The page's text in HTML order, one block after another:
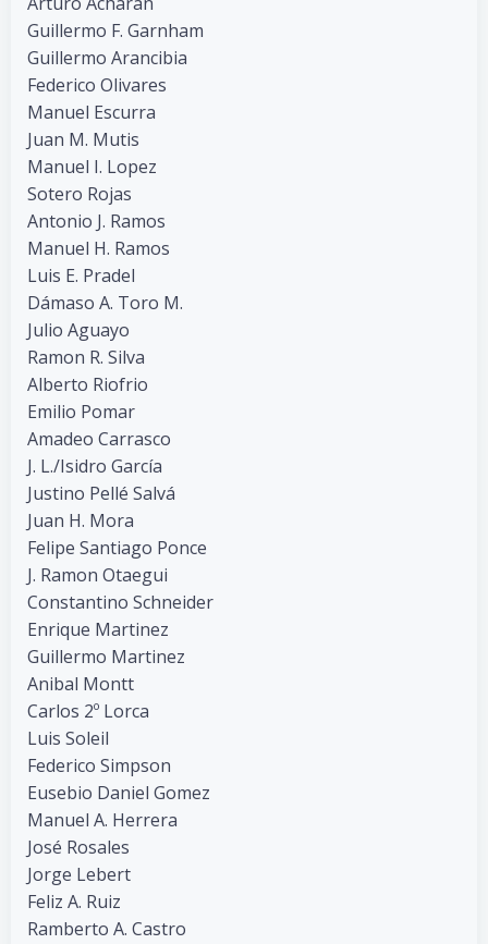
Guillermo F. Garnham
Guillermo Arancibia
Federico Olivares
Manuel Escurra
Juan M. Mutis
Manuel I. Lopez
Sotero Rojas
Antonio J. Ramos
Manuel H. Ramos
Luis E. Pradel
Dámaso A. Toro M.
Julio Aguayo
Ramon R. Silva
Alberto Riofrio
Emilio Pomar
Amadeo Carrasco
J. L./Isidro García
Justino Pellé Salvá
Juan H. Mora
Felipe Santiago Ponce
J. Ramon Otaegui
Constantino Schneider
Enrique Martinez
Guillermo Martinez
Anibal Montt
Carlos 2º Lorca
Luis Soleil
Federico Simpson
Eusebio Daniel Gomez
Manuel A. Herrera
José Rosales
Jorge Lebert
Feliz A. Ruiz
Ramberto A. Castro